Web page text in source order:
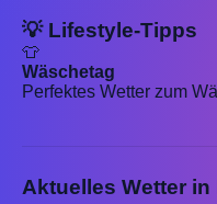
💡 Lifestyle-Tipps
👕
Wäschetag
Perfektes Wetter zum
Aktuelles Wetter in